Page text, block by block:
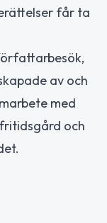
får ta
av och
med
och